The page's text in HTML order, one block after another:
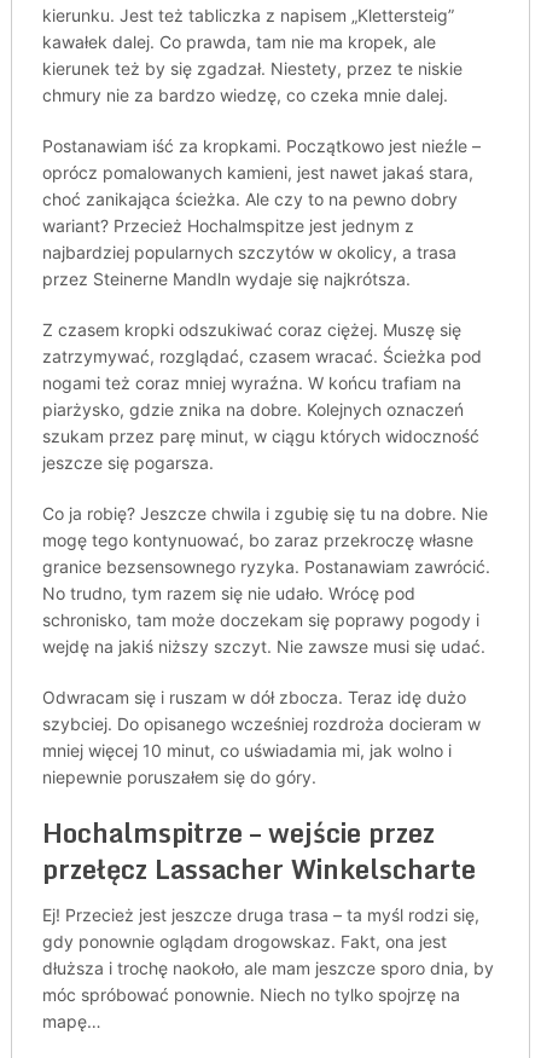
kierunku. Jest też tabliczka z napisem „Klettersteig”
kawałek dalej. Co prawda, tam nie ma kropek, ale
kierunek też by się zgadzał. Niestety, przez te niskie
chmury nie za bardzo wiedzę, co czeka mnie dalej.
Postanawiam iść za kropkami. Początkowo jest nieźle –
oprócz pomalowanych kamieni, jest nawet jakaś stara,
choć zanikająca ścieżka. Ale czy to na pewno dobry
wariant? Przecież Hochalmspitze jest jednym z
najbardziej popularnych szczytów w okolicy, a trasa
przez Steinerne Mandln wydaje się najkrótsza.
Z czasem kropki odszukiwać coraz ciężej. Muszę się
zatrzymywać, rozglądać, czasem wracać. Ścieżka pod
nogami też coraz mniej wyraźna. W końcu trafiam na
piarżysko, gdzie znika na dobre. Kolejnych oznaczeń
szukam przez parę minut, w ciągu których widoczność
jeszcze się pogarsza.
Co ja robię? Jeszcze chwila i zgubię się tu na dobre. Nie
mogę tego kontynuować, bo zaraz przekroczę własne
granice bezsensownego ryzyka. Postanawiam zawrócić.
No trudno, tym razem się nie udało. Wrócę pod
schronisko, tam może doczekam się poprawy pogody i
wejdę na jakiś niższy szczyt. Nie zawsze musi się udać.
Odwracam się i ruszam w dół zbocza. Teraz idę dużo
szybciej. Do opisanego wcześniej rozdroża docieram w
mniej więcej 10 minut, co uświadamia mi, jak wolno i
niepewnie poruszałem się do góry.
Hochalmspitrze – wejście przez
przełęcz Lassacher Winkelscharte
Ej! Przecież jest jeszcze druga trasa – ta myśl rodzi się,
gdy ponownie oglądam drogowskaz. Fakt, ona jest
dłuższa i trochę naokoło, ale mam jeszcze sporo dnia, by
móc spróbować ponownie. Niech no tylko spojrzę na
mapę…